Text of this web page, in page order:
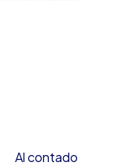
Al contado